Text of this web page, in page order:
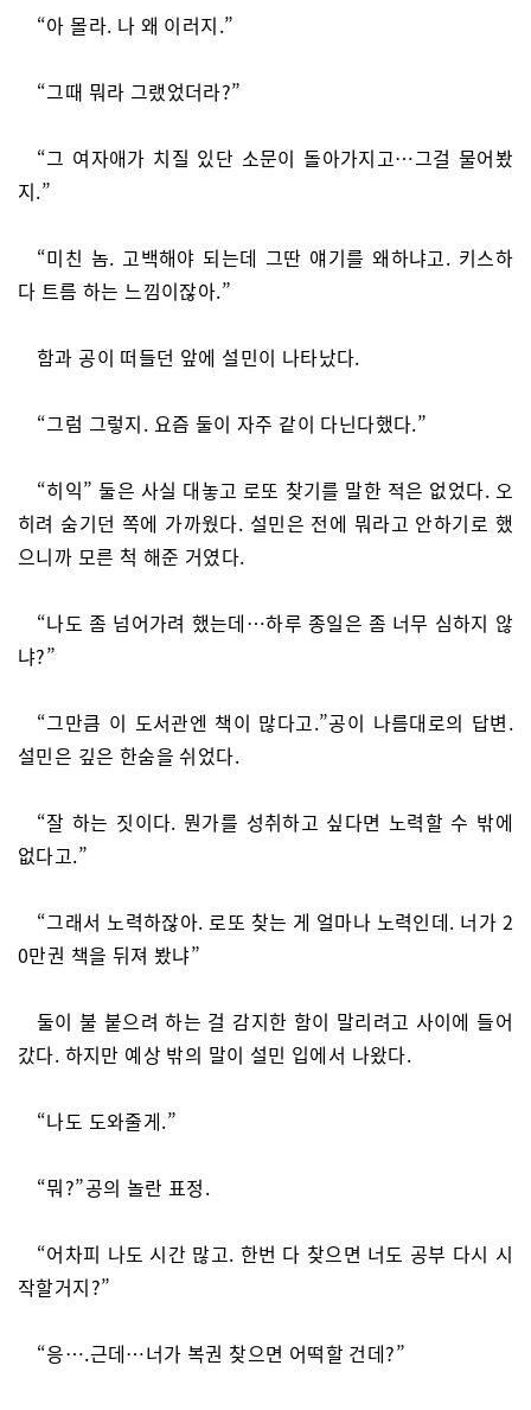
“아 몰라. 나 왜 이러지.”
“그때 뭐라 그랬었더라?”
“그 여자애가 치질 있단 소문이 돌아가지고…그걸 물어봤
지.”
“미친 놈. 고백해야 되는데 그딴 얘기를 왜하냐고. 키스하
다 트름 하는 느낌이잖아.”
함과 공이 떠들던 앞에 설민이 나타났다.
“그럼 그렇지. 요즘 둘이 자주 같이 다닌다했다.”
“히익” 둘은 사실 대놓고 로또 찾기를 말한 적은 없었다. 오
히려 숨기던 쪽에 가까웠다. 설민은 전에 뭐라고 안하기로 했
으니까 모른 척 해준 거였다.
“나도 좀 넘어가려 했는데…하루 종일은 좀 너무 심하지 않
냐?”
“그만큼 이 도서관엔 책이 많다고.”공이 나름대로의 답변.
설민은 깊은 한숨을 쉬었다.
“잘 하는 짓이다. 뭔가를 성취하고 싶다면 노력할 수 밖에
없다고.”
“그래서 노력하잖아. 로또 찾는 게 얼마나 노력인데. 너가 2
0만권 책을 뒤져 봤냐”
둘이 불 붙으려 하는 걸 감지한 함이 말리려고 사이에 들어
갔다. 하지만 예상 밖의 말이 설민 입에서 나왔다.
“나도 도와줄게.”
“뭐?”공의 놀란 표정.
“어차피 나도 시간 많고. 한번 다 찾으면 너도 공부 다시 시
작할거지?”
“응….근데…너가 복권 찾으면 어떡할 건데?”